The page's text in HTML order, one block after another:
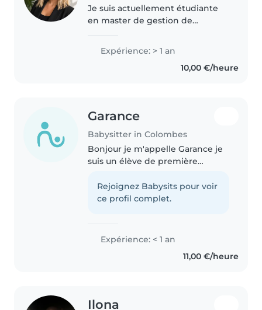
Je suis actuellement étudiante
en master de gestion de
souhaite faire de la garde
d'enfant à côté. Je bénéficie de
l'expérience professionelle dans
Expérience: > 1 an
10,00 €/heure
Garance
Babysitter in Colombes
Bonjour je m'appelle Garance je
suis un élève de première
j'ai beaucoup de cousins avec
lesquels j ai grandi et j'ai parfois
Rejoignez Babysits pour voir
ce profil complet.
Expérience: < 1 an
11,00 €/heure
Ilona